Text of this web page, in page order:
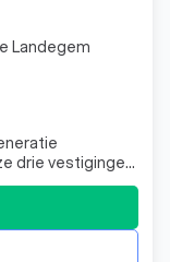
drie vestigingen
van 30
uw veiligheid.
vergunde
Landegem